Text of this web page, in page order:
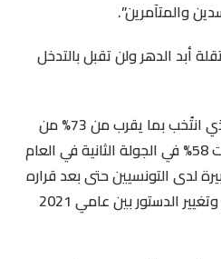
والمتآمرين”.
أبد الدهر ولن تقبل بالتدخل
هذه النتائج تظهر أن سعيد الذي انتُخب بما يقرب من 73% من
الأصوات وبنسبة مشاركة بلغت 58% في الجولة الثانية في العام
كبيرة لدى التونسيين حتى بعد قراره
احتكار السلطات وحلّ البرلمان وتغيير الدستور بين عامي 2021